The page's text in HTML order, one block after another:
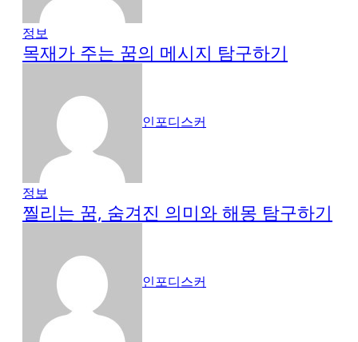
정보
목재가 주는 꿈의 메시지 탐구하기
인포디스커
정보
찔리는 꿈, 숨겨진 의미와 해몽 탐구하기
인포디스커